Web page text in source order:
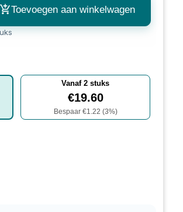
Toevoegen aan winkelwagen
Vanaf2 stuks
€19.60
Bespaar €1.22 (3%)